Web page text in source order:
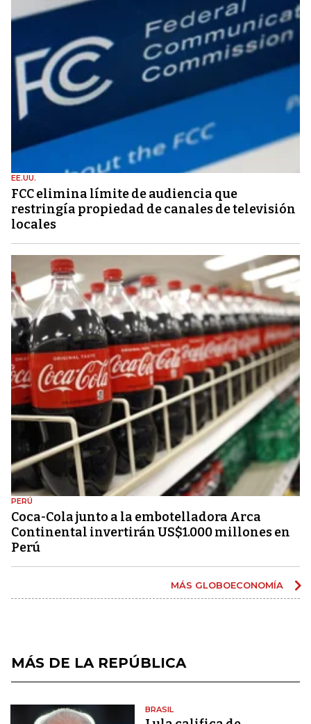
EE.UU.
FCC elimina límite de audiencia que
restringía propiedad de canales de televisión
locales
PERÚ
Coca-Cola junto a la embotelladora Arca
Continental invertirán US$1.000 millones en
Perú
MÁS GLOBOECONOMÍA
MÁS DE LA REPÚBLICA
BRASIL